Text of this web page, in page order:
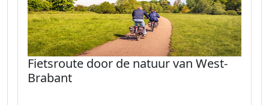
Fietsroute door de natuur van West-
Brabant